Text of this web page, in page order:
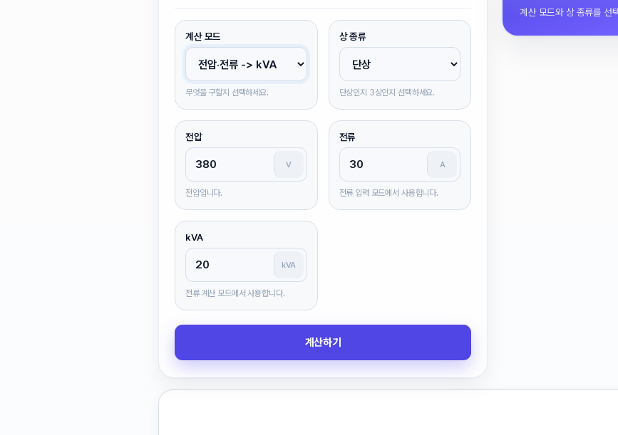
계산 모드
무엇을 구할지 선택하세요.
상 종류
단상인지 3상인지 선택하세요.
전압
V
전압입니다.
전류
A
전류 입력 모드에서 사용합니다.
kVA
kVA
전류 계산 모드에서 사용합니다.
계산하기
계산 모드와 상 종류를 선